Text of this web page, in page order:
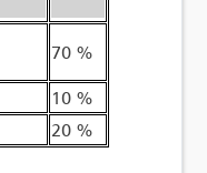
70 %
10 %
20 %